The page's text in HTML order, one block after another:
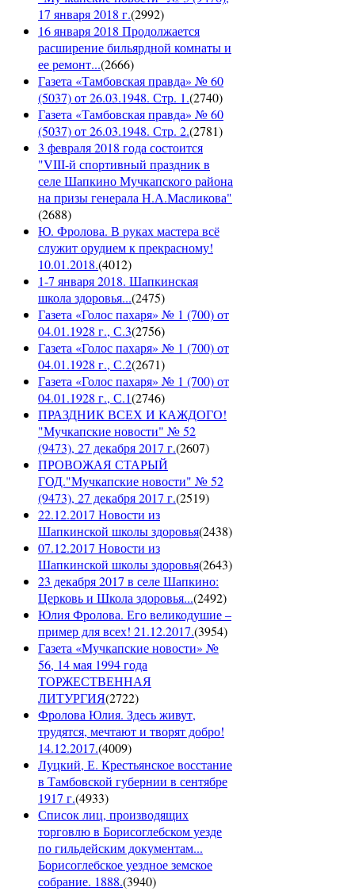
17 января 2018 г.(2992)
16 января 2018 Продолжается
расширение бильярдной комнаты и
ее ремонт...(2666)
Газета «Тамбовская правда» № 60
(5037) от 26.03.1948. Стр. 1.(2740)
Газета «Тамбовская правда» № 60
(5037) от 26.03.1948. Стр. 2.(2781)
3 февраля 2018 года состоится
"VIII-й спортивный праздник в
селе Шапкино Мучкапского района
на призы генерала Н.А.Масликова"
(2688)
Ю. Фролова. В руках мастера всё
служит орудием к прекрасному!
10.01.2018.(4012)
1-7 января 2018. Шапкинская
школа здоровья...(2475)
Газета «Голос пахаря» № 1 (700) от
04.01.1928 г., С.3(2756)
Газета «Голос пахаря» № 1 (700) от
04.01.1928 г., С.2(2671)
Газета «Голос пахаря» № 1 (700) от
04.01.1928 г., С.1(2746)
ПРАЗДНИК ВСЕХ И КАЖДОГО!
"Мучкапские новости" № 52
(9473), 27 декабря 2017 г.(2607)
ПРОВОЖАЯ СТАРЫЙ
ГОД."Мучкапские новости" № 52
(9473), 27 декабря 2017 г.(2519)
22.12.2017 Новости из
Шапкинской школы здоровья(2438)
07.12.2017 Новости из
Шапкинской школы здоровья(2643)
23 декабря 2017 в селе Шапкино:
Церковь и Школа здоровья...(2492)
Юлия Фролова. Его великодушие –
пример для всех! 21.12.2017.(3954)
Газета «Мучкапские новости» №
56, 14 мая 1994 года
ТОРЖЕСТВЕННАЯ
ЛИТУРГИЯ(2722)
Фролова Юлия. Здесь живут,
трудятся, мечтают и творят добро!
14.12.2017.(4009)
Луцкий, Е. Крестьянское восстание
в Тамбовской губернии в сентябре
1917 г.(4933)
Список лиц, производящих
торговлю в Борисоглебском уезде
по гильдейским документам...
Борисоглебское уездное земское
собрание. 1888.(3940)